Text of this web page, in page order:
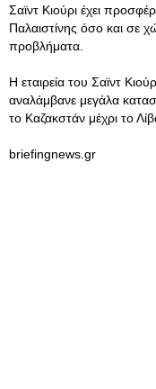
Σαϊντ Κιούρι έχει
Παλαιστίνης όσο και σε
προβλήματα.
Η εταιρεία του Σαϊντ
αναλάμβανε μεγάλα
το Καζακστάν μέχρι το
briefingnews.gr